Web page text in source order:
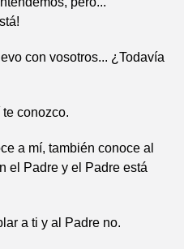
con vosotros... ¿Todavía
conozco.
a mí, también conoce al
el Padre y el Padre está
a ti y al Padre no.